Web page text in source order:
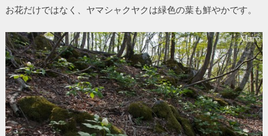
お花だけではなく、ヤマシャクヤクは緑色の葉も鮮やかです。